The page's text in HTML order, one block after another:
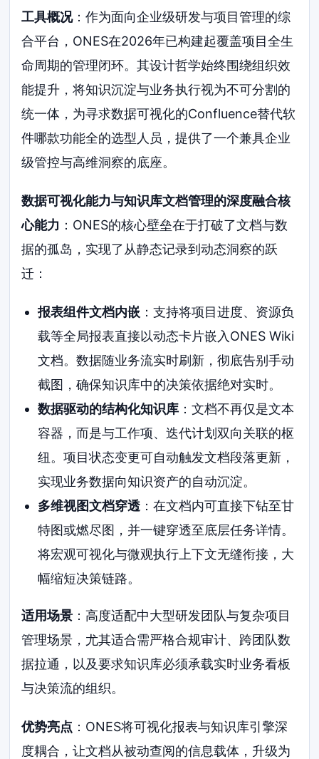
工具概况：作为面向企业级研发与项目管理的综
合平台，ONES在2026年已构建起覆盖项目全生
命周期的管理闭环。其设计哲学始终围绕组织效
能提升，将知识沉淀与业务执行视为不可分割的
统一体，为寻求数据可视化的Confluence替代软
件哪款功能全的选型人员，提供了一个兼具企业
级管控与高维洞察的底座。
数据可视化能力与知识库文档管理的深度融合核
心能力 ：ONES的核心壁垒在于打破了文档与数
据的孤岛，实现了从静态记录到动态洞察的跃
迁：
报表组件文档内嵌 ：支持将项目进度、资源负
载等全局报表直接以动态卡片嵌入ONES Wiki
文档。数据随业务流实时刷新，彻底告别手动
截图，确保知识库中的决策依据绝对实时。
数据驱动的结构化知识库：文档不再仅是文本
容器，而是与工作项、迭代计划双向关联的枢
纽。项目状态变更可自动触发文档段落更新，
实现业务数据向知识资产的自动沉淀。
多维视图文档穿透：在文档内可直接下钻至甘
特图或燃尽图，并一键穿透至底层任务详情。
将宏观可视化与微观执行上下文无缝衔接，大
幅缩短决策链路。
适用场景 ：高度适配中大型研发团队与复杂项目
管理场景，尤其适合需严格合规审计、跨团队数
据拉通，以及要求知识库必须承载实时业务看板
与决策流的组织。
优势亮点 ：ONES将可视化报表与知识库引擎深
度耦合，让文档从被动查阅的信息载体，升级为